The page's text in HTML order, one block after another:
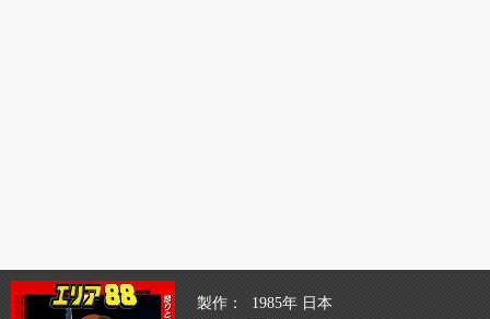
製作
1985年 日本